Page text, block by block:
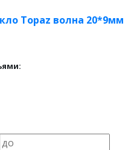
Topaz волна 20*9мм